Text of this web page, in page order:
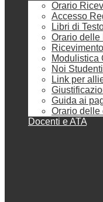
Orario
Accesso
Libri di
Orario delle
Modulistica
Noi Studenti
Link per
Guida ai
Orario delle
Docenti e ATA